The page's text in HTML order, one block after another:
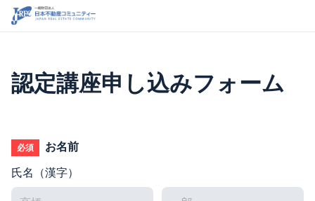
認定講座申し込みフォーム
必須 お名前
氏名（漢字）